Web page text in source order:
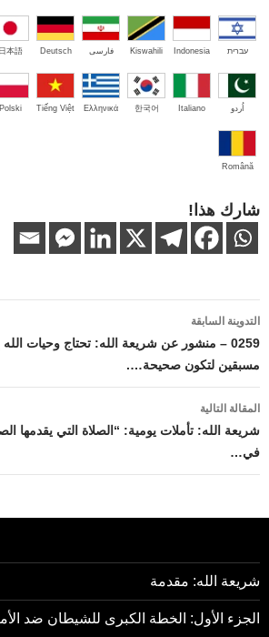
עברית Indonesia
Kiswahili فارسی Deutsch
日本語
اُردو Italiano
한국어
Ελληνικά
Tiếng Việt
Polski
Română
شارك هذا!
تصفّح
المقالات
التدوينة السابقة
0259 – منشور عن شريعة الله: تحتاج وحيات
مسبقين لتكون صحيحة….
المقالة التالية
شريعة الله: تأملات يومية: “الصلاة التي يقدمها
في…
شريعة الله: مقدمة
الجزء الأول: الخطة الكبرى للشيطان ضد